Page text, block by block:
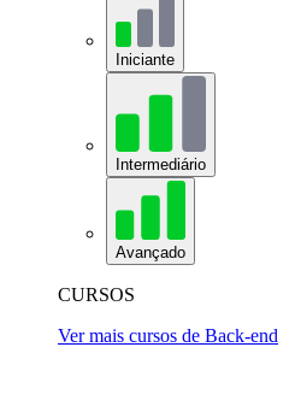
Iniciante
Intermediário
Avançado
CURSOS
Ver mais cursos de Back-end